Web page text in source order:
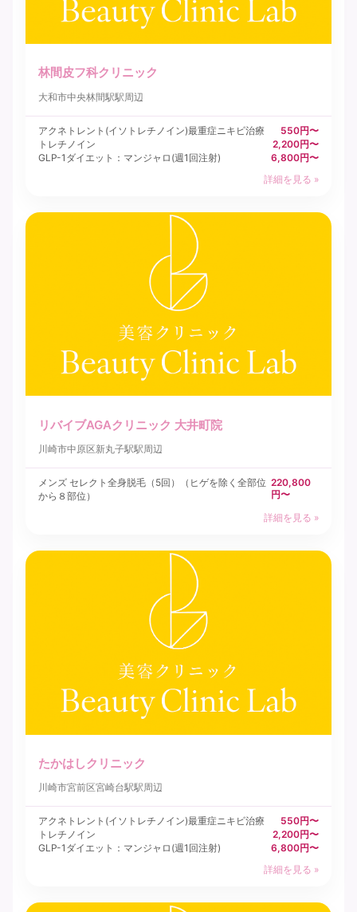
林間皮フ科クリニック
大和市中央林間駅駅周辺
アクネトレント(イソトレチノイン)最重症ニキビ治療
550円〜
トレチノイン
2,200円〜
GLP-1ダイエット：マンジャロ(週1回注射)
6,800円〜
詳細を見る »
リバイブAGAクリニック 大井町院
川崎市中原区新丸子駅駅周辺
メンズ セレクト全身脱毛（5回）（ヒゲを除く全部位
から８部位）
220,800
円〜
詳細を見る »
たかはしクリニック
川崎市宮前区宮崎台駅駅周辺
アクネトレント(イソトレチノイン)最重症ニキビ治療
550円〜
トレチノイン
2,200円〜
GLP-1ダイエット：マンジャロ(週1回注射)
6,800円〜
詳細を見る »